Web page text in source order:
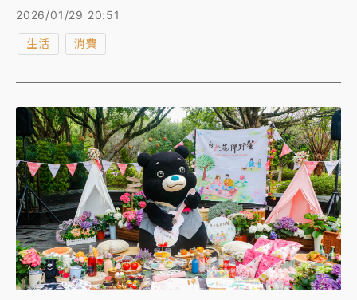
合，售價499至1999元，抽3台價值190萬元的Tesla
MODEL Y、價值80萬元5兩黃金2名，還有價值99萬
的愛馬仕KELLY包1名，由於實銷率已達9成，帶動整體
再推出第2波開運福袋，集結7大肖像、14款499元組
合，相對大獎競爭者也變多，搭配2月11日至16日推出
的全店消費優惠消費滿額折上折再抽購物金，預計帶動
相關類別業績成長逾2成。
2026/01/29 20:51
生活 消費